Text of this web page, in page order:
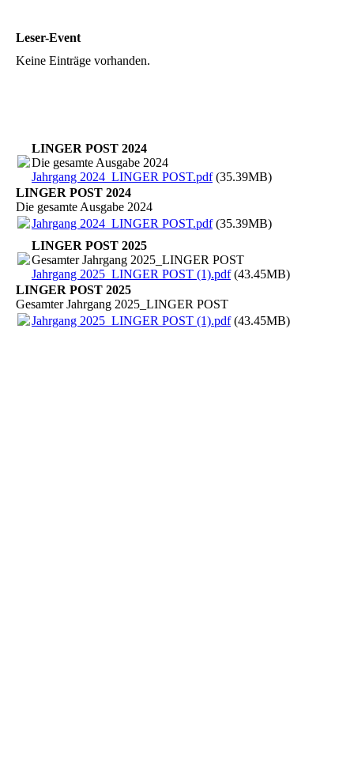
Leser-Event
Keine Einträge vorhanden.
LINGER POST 2024
Die gesamte Ausgabe 2024
Jahrgang 2024_LINGER POST.pdf(35.39MB)
LINGER POST 2024
Die gesamte Ausgabe 2024
Jahrgang 2024_LINGER POST.pdf(35.39MB)
LINGER POST 2025
Gesamter Jahrgang 2025_LINGER POST
Jahrgang 2025_LINGER POST (1).pdf(43.45MB)
LINGER POST 2025
Gesamter Jahrgang 2025_LINGER POST
Jahrgang 2025_LINGER POST (1).pdf(43.45MB)